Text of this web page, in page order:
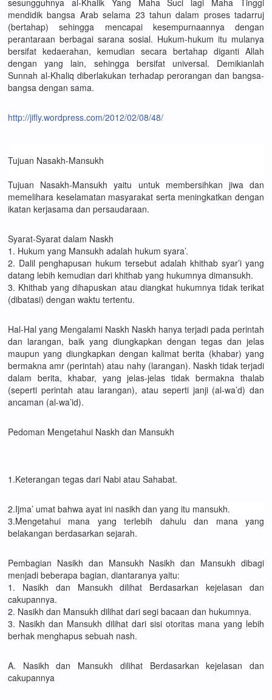
mendidik bangsa Arab selama 23 tahun dalam proses tadarruj
(bertahap) sehingga mencapai kesempurnaannya dengan
perantaraan berbagai sarana sosial. Hukum-hukum itu mulanya
bersifat kedaerahan, kemudian secara bertahap diganti Allah
dengan yang lain, sehingga bersifat universal. Demikianlah
Sunnah al-Khaliq diberlakukan terhadap perorangan dan bangsa-
bangsa dengan sama.
http://jifly.wordpress.com/2012/02/08/48/
Tujuan Nasakh-Mansukh
Tujuan Nasakh-Mansukh yaitu untuk membersihkan jiwa dan
memelihara keselamatan masyarakat serta meningkatkan dengan
ikatan kerjasama dan persaudaraan.
Syarat-Syarat dalam Naskh
1. Hukum yang Mansukh adalah hukum syara’.
2. Dalil penghapusan hukum tersebut adalah khithab syar’i yang
datang lebih kemudian dari khithab yang hukumnya dimansukh.
3. Khithab yang dihapuskan atau diangkat hukumnya tidak terikat
(dibatasi) dengan waktu tertentu.
Hal-Hal yang Mengalami Naskh Naskh hanya terjadi pada perintah
dan larangan, baik yang diungkapkan dengan tegas dan jelas
maupun yang diungkapkan dengan kalimat berita (khabar) yang
bermakna amr (perintah) atau nahy (larangan). Naskh tidak terjadi
dalam berita, khabar, yang jelas-jelas tidak bermakna thalab
(seperti perintah atau larangan), atau seperti janji (al-wa’d) dan
ancaman (al-wa’id).
Pedoman Mengetahui Naskh dan Mansukh
1.Keterangan tegas dari Nabi atau Sahabat.
2.Ijma’ umat bahwa ayat ini nasikh dan yang itu mansukh.
3.Mengetahui mana yang terlebih dahulu dan mana yang
belakangan berdasarkan sejarah.
Pembagian Nasikh dan Mansukh Nasikh dan Mansukh dibagi
menjadi beberapa bagian, diantaranya yaitu:
1. Nasikh dan Mansukh dilihat Berdasarkan kejelasan dan
cakupannya.
2. Nasikh dan Mansukh dilihat dari segi bacaan dan hukumnya.
3. Nasikh dan Mansukh dilihat dari sisi otoritas mana yang lebih
berhak menghapus sebuah nash.
A. Nasikh dan Mansukh dilihat Berdasarkan kejelasan dan
cakupannya